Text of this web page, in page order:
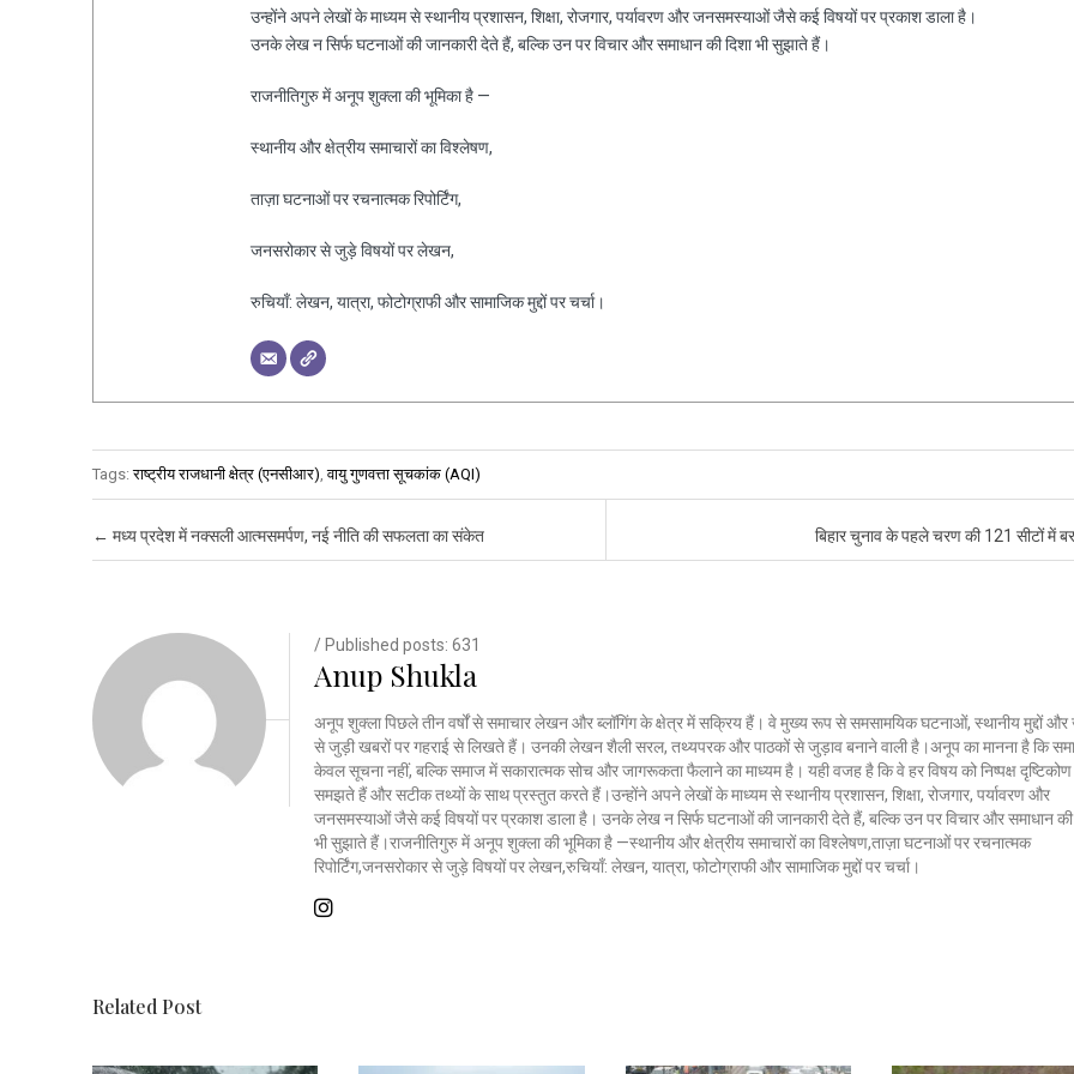
उन्होंने अपने लेखों के माध्यम से स्थानीय प्रशासन, शिक्षा, रोजगार, पर्यावरण और जनसमस्याओं जैसे कई विषयों पर प्रकाश डाला है।
उनके लेख न सिर्फ घटनाओं की जानकारी देते हैं, बल्कि उन पर विचार और समाधान की दिशा भी सुझाते हैं।
राजनीतिगुरु में अनूप शुक्ला की भूमिका है —
स्थानीय और क्षेत्रीय समाचारों का विश्लेषण,
ताज़ा घटनाओं पर रचनात्मक रिपोर्टिंग,
जनसरोकार से जुड़े विषयों पर लेखन,
रुचियाँ: लेखन, यात्रा, फोटोग्राफी और सामाजिक मुद्दों पर चर्चा।
Tags:राष्ट्रीय राजधानी क्षेत्र (एनसीआर) ,वायु गुणवत्ता सूचकांक (AQI)
Post navigation
← मध्य प्रदेश में नक्सली आत्मसमर्पण, नई नीति की सफलता का संकेत बिहार चुनाव के पहले चरण की 121 सीटों में
/ Published posts: 631
Anup Shukla
अनूप शुक्ला पिछले तीन वर्षों से समाचार लेखन और ब्लॉगिंग के क्षेत्र में सक्रिय हैं। वे मुख्य रूप से समसामयिक घटनाओं, स्थानीय मुद्दों और
से जुड़ी खबरों पर गहराई से लिखते हैं। उनकी लेखन शैली सरल, तथ्यपरक और पाठकों से जुड़ाव बनाने वाली है।अनूप का मानना है कि
केवल सूचना नहीं, बल्कि समाज में सकारात्मक सोच और जागरूकता फैलाने का माध्यम है। यही वजह है कि वे हर विषय को निष्पक्ष
समझते हैं और सटीक तथ्यों के साथ प्रस्तुत करते हैं।उन्होंने अपने लेखों के माध्यम से स्थानीय प्रशासन, शिक्षा, रोजगार, पर्यावरण और
जनसमस्याओं जैसे कई विषयों पर प्रकाश डाला है। उनके लेख न सिर्फ घटनाओं की जानकारी देते हैं, बल्कि उन पर विचार और समाधान की
भी सुझाते हैं।राजनीतिगुरु में अनूप शुक्ला की भूमिका है —स्थानीय और क्षेत्रीय समाचारों का विश्लेषण,ताज़ा घटनाओं पर रचनात्मक
रिपोर्टिंग,जनसरोकार से जुड़े विषयों पर लेखन,रुचियाँ: लेखन, यात्रा, फोटोग्राफी और सामाजिक मुद्दों पर चर्चा।
Related Post